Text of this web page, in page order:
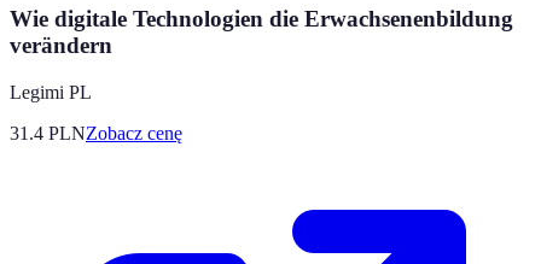
Wie digitale Technologien die Erwachsenenbildung
verändern
Legimi PL
31.4 PLNZobacz cenę